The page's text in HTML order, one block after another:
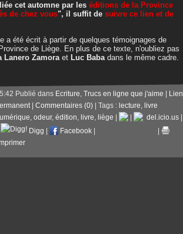
cet automne par les éditions de la Province
de chez vous", il suffit de suivre ce lien et de
a été écrit à partir de quelques témoignages de
de Liège. En plus de ce texte, n'oubliez pas
Lanero Zamoraet Luc Babadans le même cadre.
Publié dans Ecriture, Trucs en ligne que j'aime
Lien
| Commentaires (0) | Tags : lecture, livre
, odeur, édition, livre, liège del.icio.us
Digg Facebook